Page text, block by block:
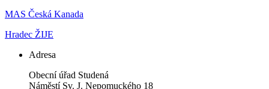
MAS Česká Kanada
Hradec ŽIJE
Adresa
Obecní úřad Studená
Náměstí Sv. J. Nepomuckého 18